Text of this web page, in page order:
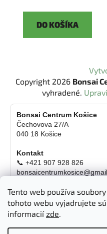
Tento web používa
tohoto webu vyjadrujete
informaciízde.
DO KOŠÍKA
Copyright 2026 Bonsai
vyhradené.
Bonsai Centrum Košice
Čechovova 27/A
040 18 Košice
Kontakt
📞 +421 907 928 826
Otváracie hodiny
Pondelok
Utorok